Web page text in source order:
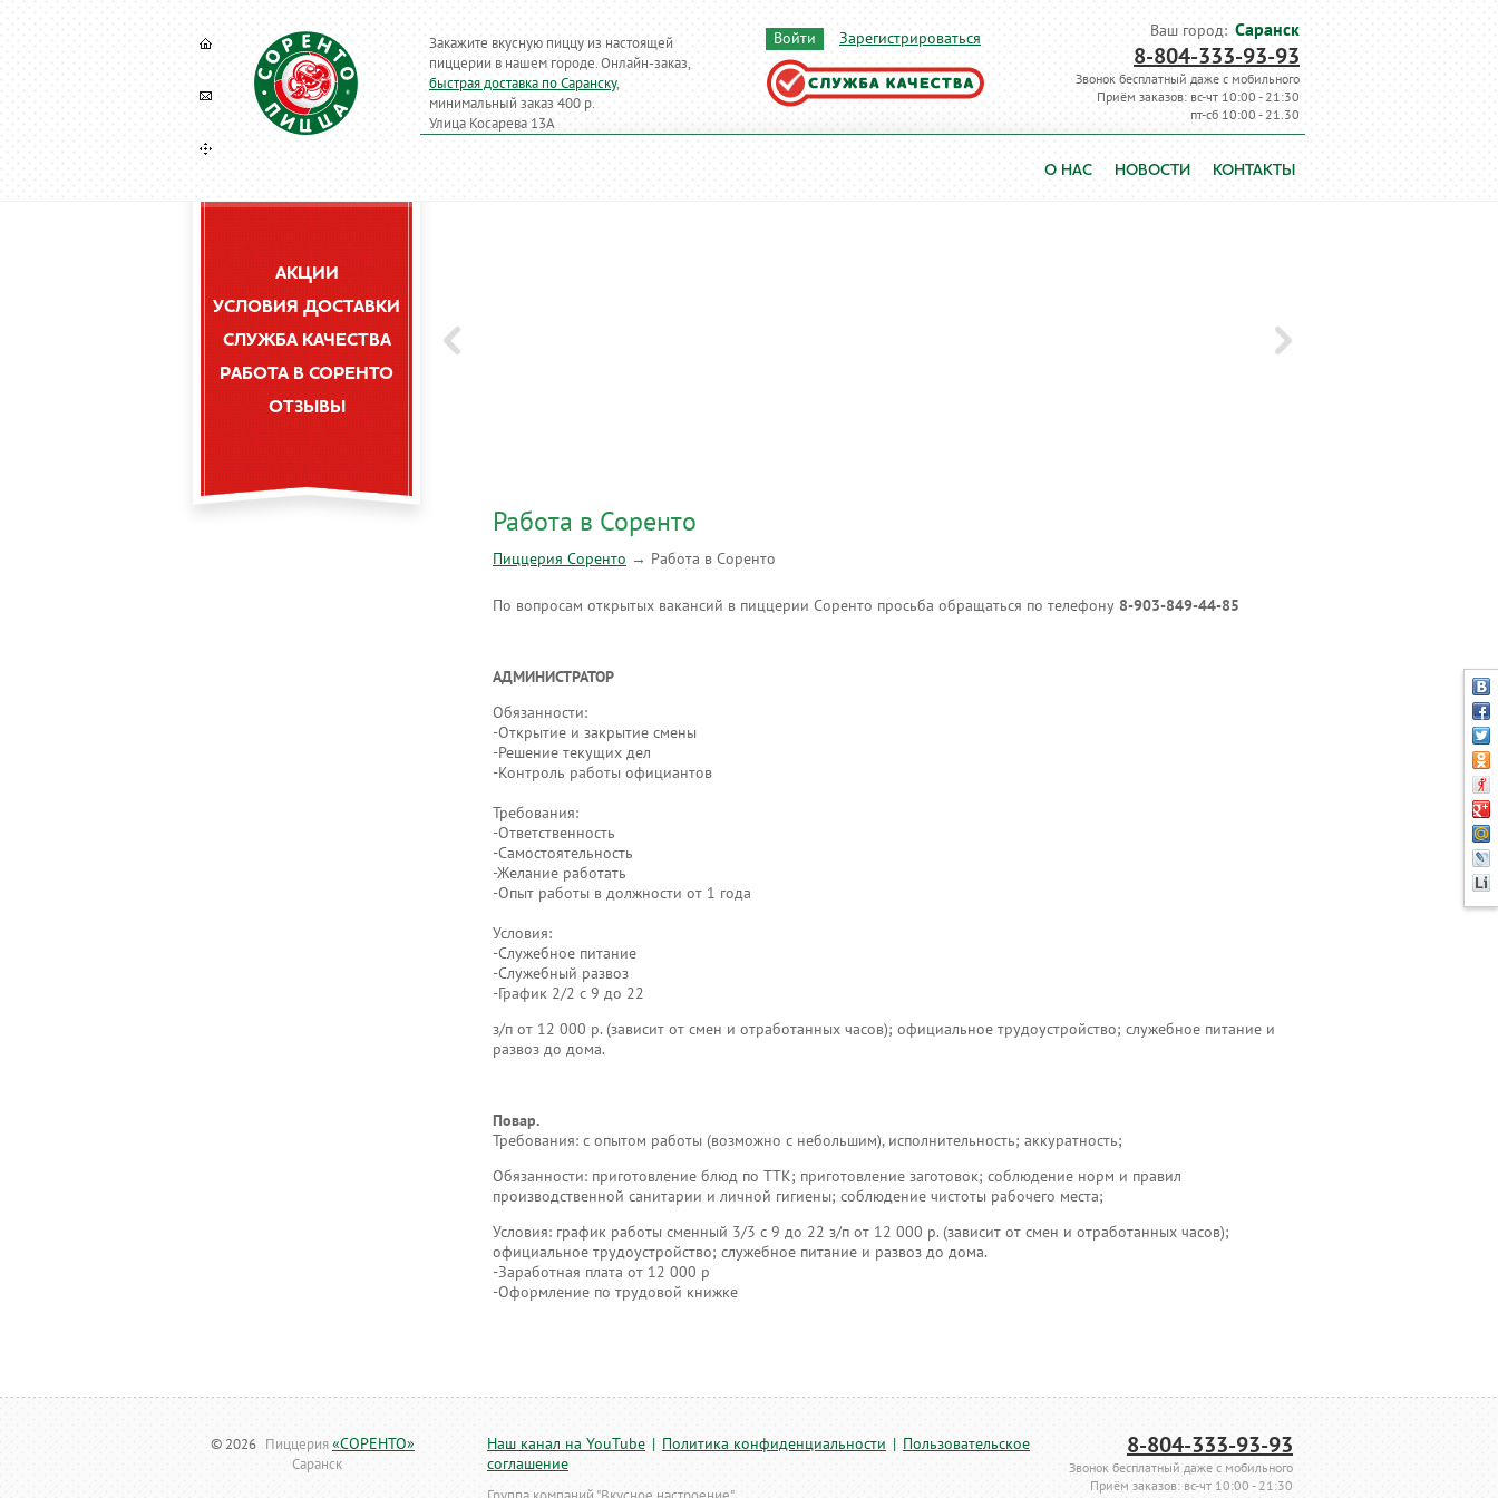
Работа в Соренто
Пиццерия Соренто → Работа в Соренто
По вопросам открытых вакансий в пиццерии Соренто просьба обращаться по телефону 8-903-849-44-85
АДМИНИСТРАТОР
Обязанности:
-Открытие и закрытие смены
-Решение текущих дел
-Контроль работы официантов
Требования:
-Ответственность
-Самостоятельность
-Желание работать
-Опыт работы в должности от 1 года
Условия:
-Служебное питание
-Служебный развоз
-График 2/2 с 9 до 22
з/п от 12 000 р. (зависит от смен и отработанных часов); официальное трудоустройство; служебное питание и
развоз до дома.
Повар.
Требования: с опытом работы (возможно с небольшим), исполнительность; аккуратность;
Обязанности: приготовление блюд по ТТК; приготовление заготовок; соблюдение норм и правил
производственной санитарии и личной гигиены; соблюдение чистоты рабочего места;
Условия: график работы сменный 3/3 с 9 до 22 з/п от 12 000 р. (зависит от смен и отработанных часов);
официальное трудоустройство; служебное питание и развоз до дома.
-Заработная плата от 12 000 р
-Оформление по трудовой книжке
© 2026 Пиццерия«СОРЕНТО»
Саранск
8-804-333-93-93
Звонок бесплатный даже с мобильного
Приём заказов: вс-чт 10:00 - 21:30
Наш канал на YouTube | Политика конфиденциальности | Пользовательское
соглашение
Ваш город: Саранск
8-804-333-93-93
Звонок бесплатный даже с мобильного
Приём заказов: вс-чт 10:00 - 21:30
пт-сб 10:00 - 21.30
О НАС НОВОСТИ КОНТАКТЫ
Закажите вкусную пиццу из настоящей
пиццерии в нашем городе. Онлайн-заказ,
быстрая доставка по Саранску,
минимальный заказ 400 р.
Улица Косарева 13А
Войти Зарегистрироваться
АКЦИИ
УСЛОВИЯ ДОСТАВКИ
СЛУЖБА КАЧЕСТВА
РАБОТА В СОРЕНТО
ОТЗЫВЫ